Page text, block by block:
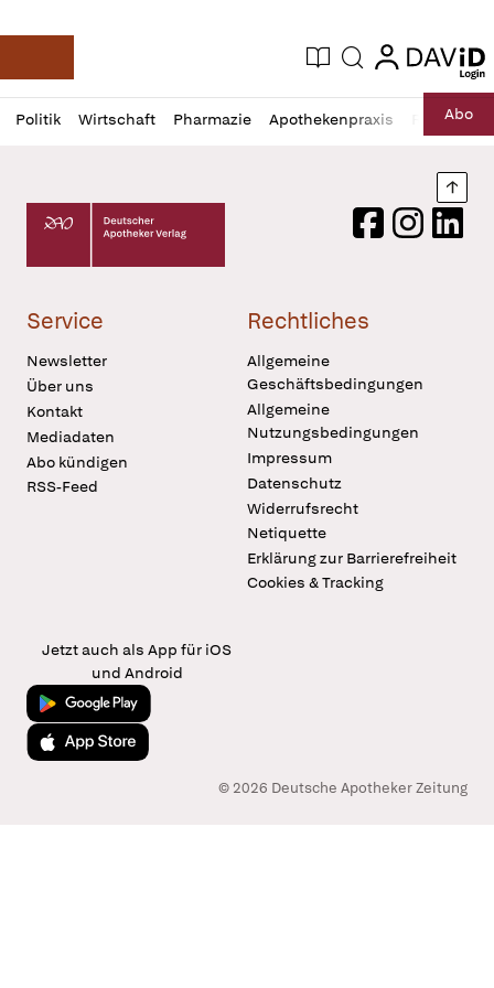
Deutsche Apotheker Zeitung
Aktuelle Ausgabe
Suche login
login
Politik Wirtschaft Pharmazie Apothekenpraxis RechtAbo
Profil
öffnen
Daz
Pur
Deutscher Apotheker Verlag Logo
FacebookInstagram
Service
Newsletter
Über uns
Kontakt
Mediadaten
Abo kündigen
RSS-Feed
Rechtliches
Allgemeine
Geschäftsbedingungen
Allgemeine
Nutzungsbedingungen
Impressum
Datenschutz
Widerrufsrecht
Netiquette
Erklärung zur Barrierefreiheit
Cookies & Tracking
Jetzt auch als App für iOS
und Android
Jetzt bei Google Play
Laden im App Store
© 2026 Deutsche Apotheker Zeitung